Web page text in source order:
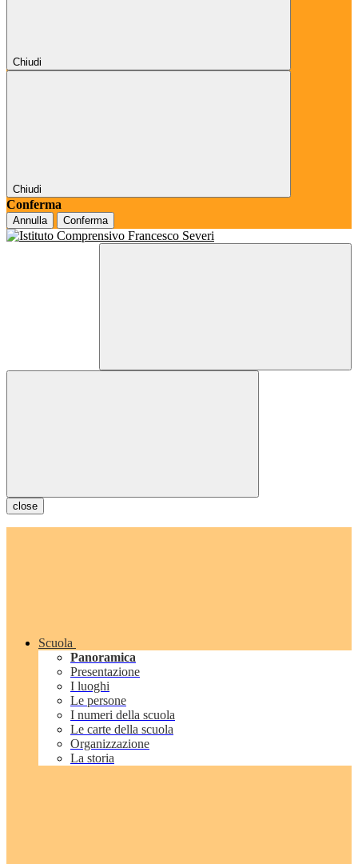
Chiudi
Chiudi
Conferma
Annulla Conferma
close
Scuola
Panoramica
Presentazione
I luoghi
Le persone
I numeri della scuola
Le carte della scuola
Organizzazione
La storia